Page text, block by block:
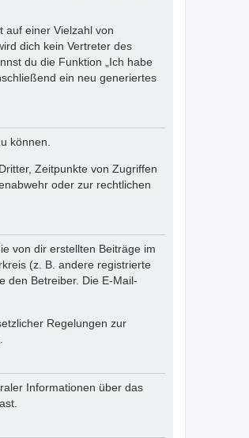
auf einer Vielzahl von
dich kein Vertreter des
du die Funktion „Ich habe
ein neu generiertes
können.
Zeitpunkte von Zugriffen
oder zur rechtlichen
von dir erstellten Beiträge im
(z. B. andere registrierte
den Betreiber. Die E-Mail-
Regelungen zur
Informationen über das